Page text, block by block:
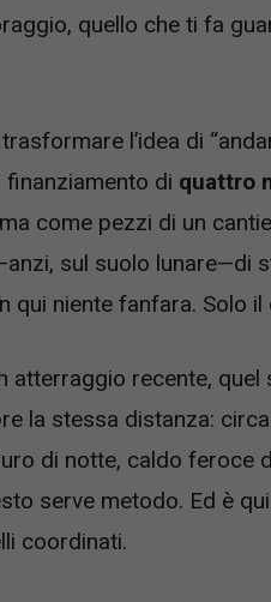
quello che ti fa
l’idea di
finanziamento di quattro
come pezzi di un
sul suolo lunare—di
qui niente fanfara. Solo
atterraggio recente, quel
la stessa distanza:
di notte, caldo feroce
serve metodo. Ed è
coordinati.